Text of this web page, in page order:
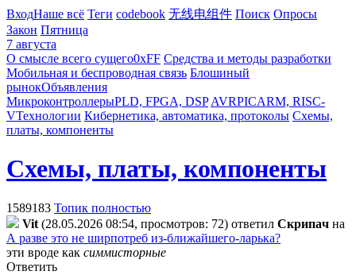
ВходНаше всё Теги codebook 无线电组件 Поиск Опросы
Закон Пятница
7 августа
О смысле всего сущего0xFF Средства и методы разработки
Мобильная и беспроводная связь Блошиный
рынокОбъявления
МикроконтроллерыPLD, FPGA, DSP AVRPICARM, RISC-
VТехнологии Кибернетика, автоматика, протоколы Схемы,
платы, компоненты
Схемы, платы, компоненты
1589183 Топик полностью
Vit (28.05.2026 08:54, просмотров: 72) ответил Cкpипaч на
А разве это не ширпотреб из-ближайшего-ларька?
эти вроде как симмисторные
Ответить